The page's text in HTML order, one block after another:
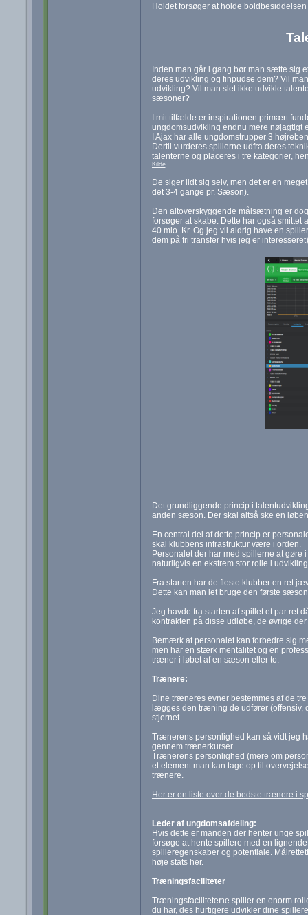
Holdet forsøger at holde
Inden man går i gang bør man sætte sig
deres udvikling og finpudse dem? Vil
udvikling? Vil man slet ikke udvikle
sæsoner?
I mit tilfælde er inspirationen primært
ungdomsudvikling endnu mere
I Ajax har alle ungdomstrupper 3
Dertil vurderes spillerne udfra deres
talenterne og placeres i tre kategorier,
Kilde
De siger lidt sig selv, men det er en
det 3-4 gange pr. Sæson).
Den altoverskyggende målsætning er
forsøger at skabe. Dette har også smittet
40 mio. Kr. Og jeg vil aldrig have en
dem på fri transfer hvis jeg er
Det grundliggende princip i
anden sæson. Der skal altså ske en
En central del af dette princip er
skal klubbens infrastruktur være i orden.
Personalet der har med spillerne at
naturligvis en ekstrem stor rolle i
Fra starten har de fleste klubber en ret
Dette kan man let bruge den første
Jeg havde fra starten af spillet et par ret
kontrakten på disse udløbe, de øvrige
Bemærk at personalet kan forbedre sig
men har en stærk mentalitet og en
træner i løbet af en sæson eller to.
Trænere:
Dine træneres evner bestemmes af de
lægges den træning de udfører (offensiv,
stjernet.
Trænerens personlighed kan så vidt jeg
gennem trænerkurser.
Trænerens personlighed (mere om
et element man kan tage op til
trænere.
Her er en liste over de bedste trænere i
Leder af ungdomsafdeling:
Hvis dette er manden der henter unge
forsøge at hente spillere med en
spilleregenskaber og potentiale.
høje stats her.
Træningsfaciliteter
Træningsfaciliteterne spiller en enorm
du har, des hurtigere udvikler dine